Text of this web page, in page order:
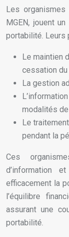
Les organismes
MGEN, jouent
portabilité. Leurs
Le maintien
cessation
La gestion
modalités
Le
pendant la
Ces
d’information
efficacement la
l’équilibre
assurant une
portabilité.